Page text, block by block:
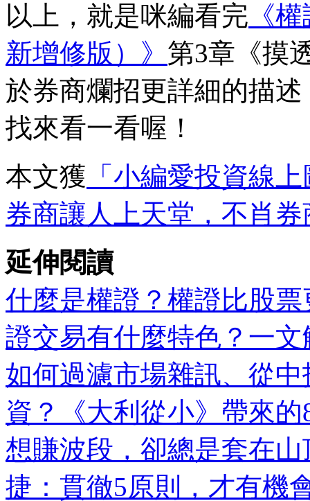
以上，就是咪編看完 《
新增修版）》 第3章《摸
於券商爛招更詳細的描
找來看一看喔！
本文獲 「小編愛投資線
券商讓人上天堂，不肖
延伸閱讀
什麼是權證？權證比股
證交易有什麼特色？一文
如何過濾市場雜訊、從
資？《大利從小》帶來的
想賺波段，卻總是套在
捷：貫徹5原則，才有機